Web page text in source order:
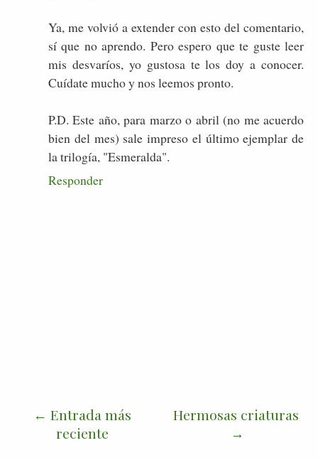
Ya, me volvió a extender con esto del comentario,
sí que no aprendo. Pero espero que te guste leer
mis desvaríos, yo gustosa te los doy a conocer.
Cuídate mucho y nos leemos pronto.
P.D. Este año, para marzo o abril (no me acuerdo
bien del mes) sale impreso el último ejemplar de
la trilogía, "Esmeralda".
Responder
Entrada más
reciente
Hermosas criaturas